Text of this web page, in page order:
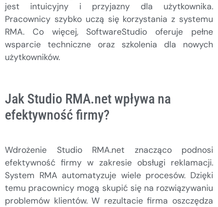
jest intuicyjny i przyjazny dla użytkownika.
Pracownicy szybko uczą się korzystania z systemu
RMA. Co więcej, SoftwareStudio oferuje pełne
wsparcie techniczne oraz szkolenia dla nowych
użytkowników.
Jak Studio RMA.net wpływa na
efektywność firmy?
Wdrożenie Studio RMA.net znacząco podnosi
efektywność firmy w zakresie obsługi reklamacji.
System RMA automatyzuje wiele procesów. Dzięki
temu pracownicy mogą skupić się na rozwiązywaniu
problemów klientów. W rezultacie firma oszczędza